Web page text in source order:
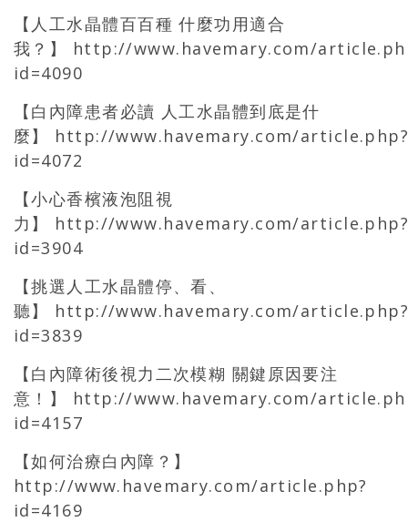
【人工水晶體百百種 什麼功用適合
我？】
http://www.havemary.com/
id=4090
【白內障患者必讀 人工水晶體到底是什
麼】
http://www.havemary.com/
id=4072
【小心香檳液泡阻視
力】
http://www.havemary.com/
id=3904
【挑選人工水晶體停、看、
聽】
http://www.havemary.com/
id=3839
【白內障術後視力二次模糊 關鍵原因要注
意！】
http://www.havemary.com/
id=4157
【如何治療白內障？】
http://www.havemary.com/article.php?
id=4169